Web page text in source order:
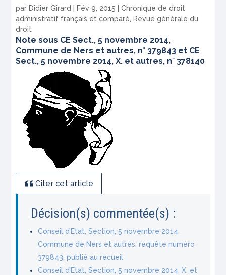
par Didier Girard Fév 9, 2015 |Chronique de droit
administratif français et comparé
Revue générale du
droit
Note sous CE Sect., 5 novembre 2014,
Commune de Ners et autres, n° 379843 et CE
Sect., 5 novembre 2014, X. et autres, n° 378140
Citer cet article
Décision(s) commentée(s) :
Conseil d’Etat, Section, 5 novembre 2014,
Commune de Ners et autres, requête numéro
379843, publié au recueil
Conseil d’Etat, Section, 5 novembre 2014, X. et